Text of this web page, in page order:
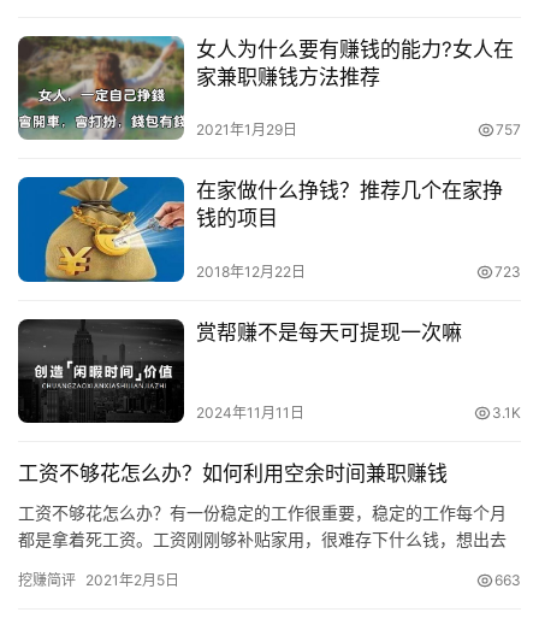
女人为什么要有赚钱的能力?女人在
家兼职赚钱方法推荐
2021年1月29日 757
在家做什么挣钱？推荐几个在家挣
钱的项目
2018年12月22日 723
赏帮赚不是每天可提现一次嘛
2024年11月11日 3.1K
工资不够花怎么办？如何利用空余时间兼职赚钱
工资不够花怎么办？有一份稳定的工作很重要，稳定的工作每个月
都是拿着死工资。工资刚刚够补贴家用，很难存下什么钱，想出去
时间…
挖赚简评 2021年2月5日 663